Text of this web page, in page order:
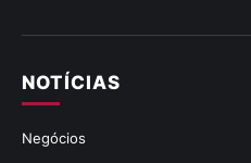
NOTÍCIAS
Negócios